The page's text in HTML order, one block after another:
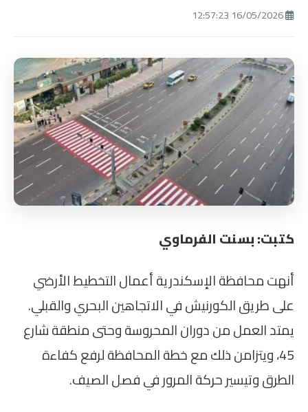
كتبت: بسنت الفرماوي
أنهت محافظة الإسكندرية أعمال التخطيط الأرضي
على طريق الكورنيش في الاتجاهين البحري والقبلي.
يمتد العمل من دوران المحروسة وحتى منطقة شارع
45، ويتزامن ذلك مع خطة المحافظة لرفع كفاءة
الطرق وتيسير حركة المرور في فصل الصيف.